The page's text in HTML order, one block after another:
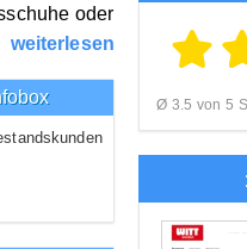
oder
weiterlesen
Ø 3.5 von 5